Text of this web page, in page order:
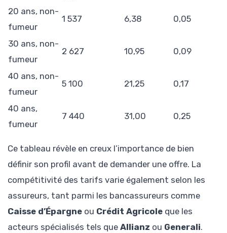
20 ans, non-
fumeur
1 537 6,38 0,05
30 ans, non-
fumeur
2 627 10,95 0,09
40 ans, non-
fumeur
5 100 21,25 0,17
40 ans,
fumeur
7 440 31,00 0,25
Ce tableau révèle en creux l’importance de bien
définir son profil avant de demander une offre. La
compétitivité des tarifs varie également selon les
assureurs, tant parmi les bancassureurs comme
Caisse d’Épargne ou Crédit Agricole que les
acteurs spécialisés tels que Allianz ou Generali.